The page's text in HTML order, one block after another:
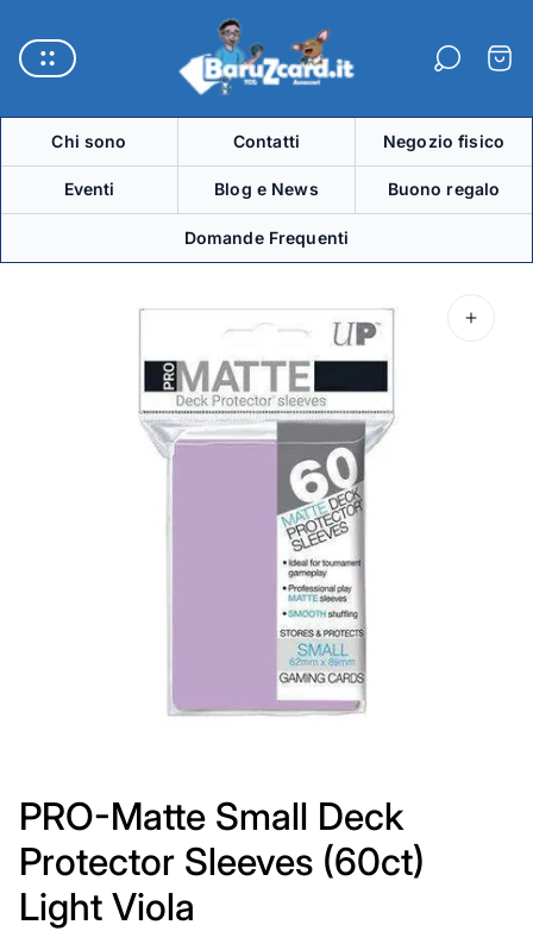
del
negozio"
Chi sono Contatti Negozio fisico
Eventi Blog e News Buono regalo
Domande Frequenti
PRO-Matte Small Deck
Protector Sleeves (60ct)
Light Viola